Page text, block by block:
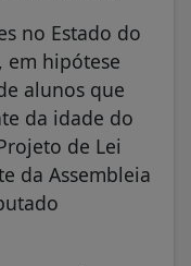
no Estado do
em hipótese
alunos que
da idade do
de Lei
da Assembleia